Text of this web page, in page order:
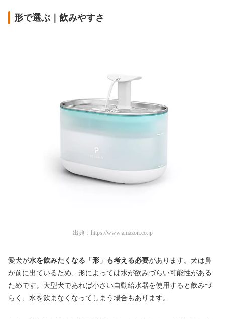
形で選ぶ｜飲みやすさ
出典： https://www.amazon.co.jp
愛犬が水を飲みたくなる「形」も考える必要があります。犬は鼻
が前に出ているため、形によっては水が飲みづらい可能性がある
ためです。大型犬であれば小さい自動給水器を使用すると飲みづ
らく、水を飲まなくなってしまう場合もあります。